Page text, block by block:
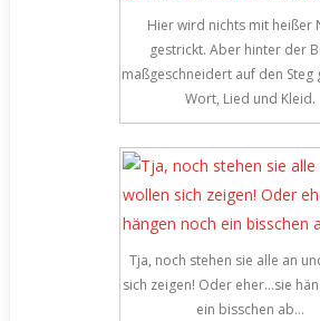
Hier wird nichts mit heißer
gestrickt. Aber hinter der
maßgeschneidert auf den Steg
Wort, Lied und Kleid.
Tja, noch stehen sie alle an
sich zeigen! Oder eher…sie
ein bisschen ab…